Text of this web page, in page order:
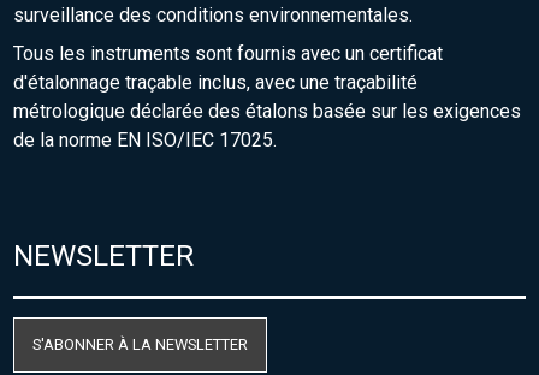
surveillance des conditions environnementales.
Tous les instruments sont fournis avec un certificat
d'étalonnage traçable inclus, avec une traçabilité
métrologique déclarée des étalons basée sur les exigences
de la norme EN ISO/IEC 17025.
NEWSLETTER
S'ABONNER À LA NEWSLETTER